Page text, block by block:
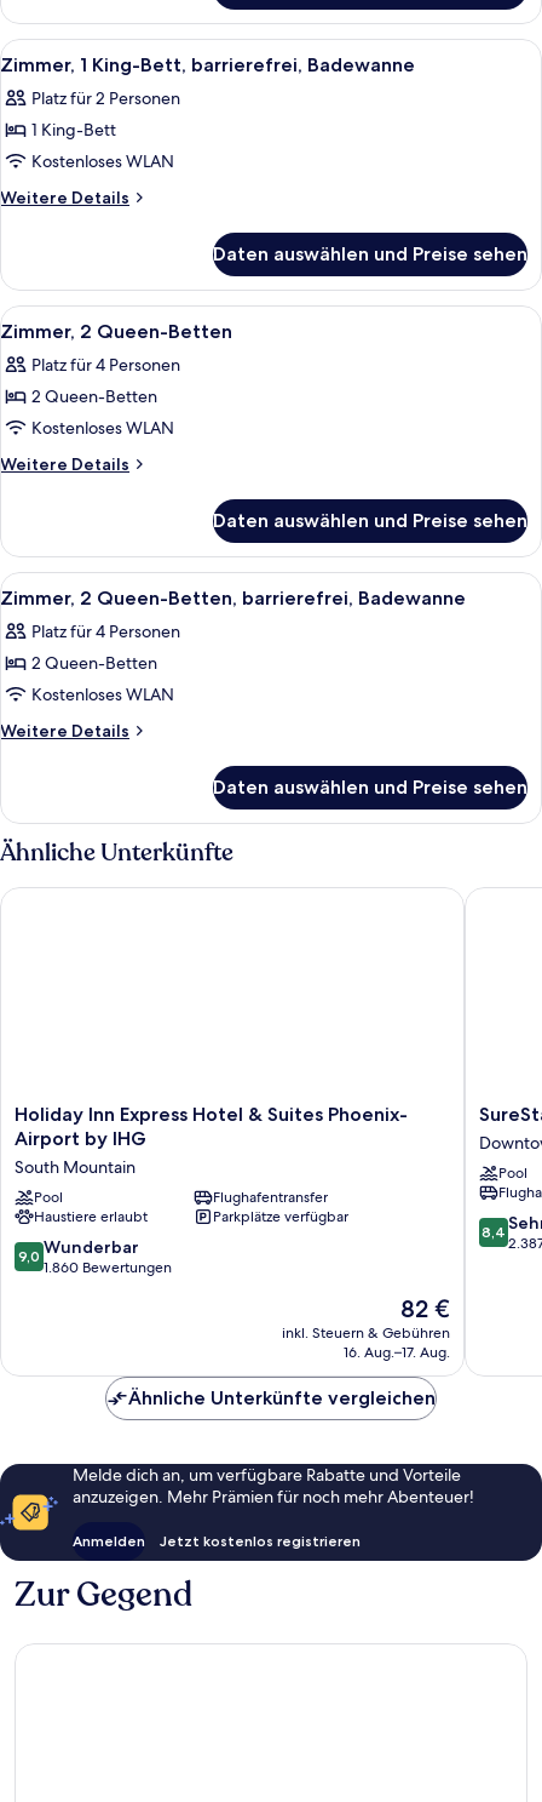
1 King-
Bett
Alle
Fotos
für
Zimmer,
1 King-
Bett,
anzeigen
Ein Hotelzimmer mit Bett,
6
Zimmer, 1 King-Bett, barrierefrei, Badewanne
Platz für 2 Personen
1 King-Bett
Kostenloses WLAN
Weitere Details
Weitere
1 King-
Bett,
barrierefrei,
Daten auswählen und Preise sehen
Alle
Fotos
für
Zimmer,
2 Queen-
Betten
Ein Hotelzimmer mit zwei Betten,
5
Zimmer, 2 Queen-Betten
Platz für 4 Personen
2 Queen-Betten
Kostenloses WLAN
Weitere Details
Weitere
2 Queen-
Betten
Daten auswählen und Preise sehen
Alle
Fotos
für
Zimmer,
2 Queen-
Betten,
anzeigen
Ein Hotelzimmer mit zwei Betten,
6
Zimmer, 2 Queen-Betten, barrierefrei, Badewanne
Platz für 4 Personen
2 Queen-Betten
Kostenloses WLAN
Weitere Details
Weitere
2 Queen-
Betten,
barrierefrei,
Badewanne
Daten auswählen und Preise sehen
Ähnliche Unterkünfte
Holiday
Inn
Express
Hotel
&
Suites
Phoenix-
Airport
Holiday Inn Express Hotel & Suites Phoenix-
Airport by IHG
South Mountain
Pool
Flughafentransfer
Haustiere erlaubt
Parkplätze verfügbar
9.0
von
9,0 Wunderbar
1.860 Bewertungen
Der
Preis
beträgt
82 €
inkl. Steuern & Gebühren
16. Aug.–17. Aug.
Holiday Inn Express Hotel & Suites Phoenix-Airport by IHG
By
Best
Western
Phoenix
Airport
Pool
8.4
von
8,4
Ähnliche Unterkünfte vergleichen
Melde dich an, um verfügbare Rabatte und Vorteile
anzuzeigen. Mehr Prämien für noch mehr Abenteuer!
Anmelden Jetzt kostenlos registrieren
Zur Gegend